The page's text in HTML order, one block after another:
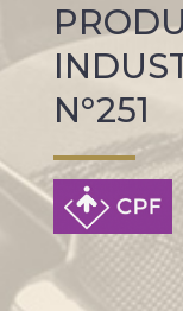
N°251